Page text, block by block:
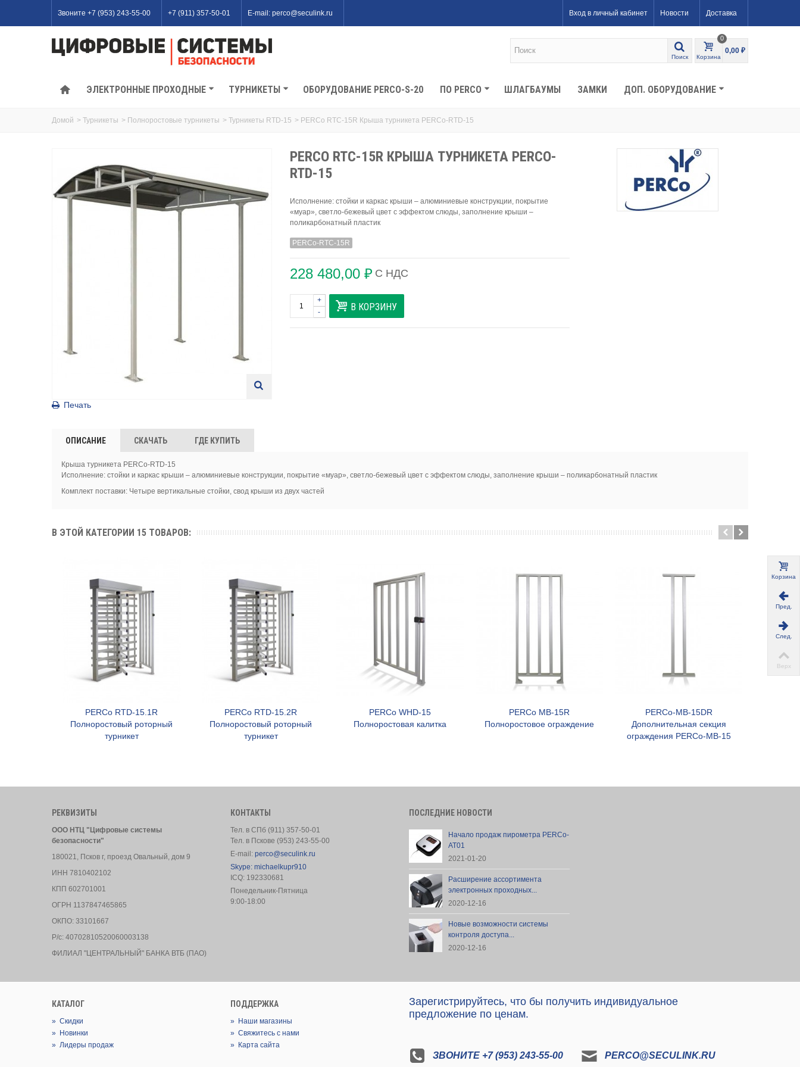
Доставка
Звоните +7 (953) 243-55-00 Новости
+7 (911) 357-50-01 E-mail: perco@seculink.ru Вход в личный кабинет
Поиск Корзина
0
0,00 ₽
ЭЛЕКТРОННЫЕ ПРОХОДНЫЕ ТУРНИКЕТЫ ОБОРУДОВАНИЕ PERCO-S-20 ПО PERCO ШЛАГБАУМЫ ЗАМКИ ДОП. ОБОРУДОВАНИЕ
Домой > Турникеты > Полноростовые турникеты > Турникеты RTD-15 > PERCo RTC-15R Крыша турникета PERCo-RTD-15
Печать
PERCO RTC-15R КРЫША ТУРНИКЕТА PERCO-
RTD-15
Исполнение: стойки и каркас крыши – алюминиевые конструкции, покрытие
«муар», светло-бежевый цвет с эффектом слюды, заполнение крыши –
поликарбонатный пластик
PERCo-RTC-15R
228 480,00 ₽ С НДС
-
+
В КОРЗИНУ
ОПИСАНИЕ СКАЧАТЬ ГДЕ КУПИТЬ
Крыша турникета PERCo-RTD-15
Исполнение: стойки и каркас крыши – алюминиевые конструкции, покрытие «муар», светло-бежевый цвет с эффектом слюды, заполнение крыши – поликарбонатный пластик
Комплект поставки: Четыре вертикальные стойки, свод крыши из двух частей
В ЭТОЙ КАТЕГОРИИ 15 ТОВАРОВ:
В корзину
PERCo RTD-15.1R
Полноростовый роторный
турникет
В корзину
PERCo RTD-15.2R
Полноростовый роторный
турникет
В корзину
PERCo WHD-15
Полноростовая калитка
В корзину
PERCo MB-15R
Полноростовое ограждение
В корзину
PERCo-MB-15DR
Дополнительная секция
ограждения PERCo-MB-15
РЕКВИЗИТЫ
ООО НТЦ "Цифровые системы
безопасности"
180021, Псков г, проезд Овальный, дом 9
ИНН 7810402102
КПП 602701001
ОГРН 1137847465865
ОКПО: 33101667
Р/с: 40702810520060003138
ФИЛИАЛ "ЦЕНТРАЛЬНЫЙ" БАНКА ВТБ (ПАО)
КОНТАКТЫ
Тел. в СПб (911) 357-50-01
Тел. в Пскове (953) 243-55-00
E-mail: perco@seculink.ru
Skype: michaelkupr910
ICQ: 192330681
Понедельник-Пятница
9:00-18:00
ПОСЛЕДНИЕ НОВОСТИ
Начало продаж пирометра PERCo-
AT01
2021-01-20
Расширение ассортимента
электронных проходных...
2020-12-16
Новые возможности системы
контроля доступа...
2020-12-16
КАТАЛОГ
» Скидки
» Новинки
» Лидеры продаж
ПОДДЕРЖКА
» Наши магазины
» Свяжитесь с нами
» Карта сайта
Зарегистрируйтесь, что бы получить индивидуальное
предложение по ценам.
ЗВОНИТЕ +7 (953) 243-55-00 PERCO@SECULINK.RU
Корзина
Пред.
След.
Верх